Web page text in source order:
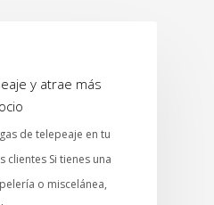
y atrae más
de telepeaje en tu
clientes Si tienes una
o miscelánea,